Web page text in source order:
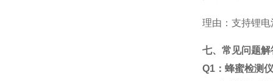
理由：支持锂
七、常见问题解
Q1：蜂蜜检测